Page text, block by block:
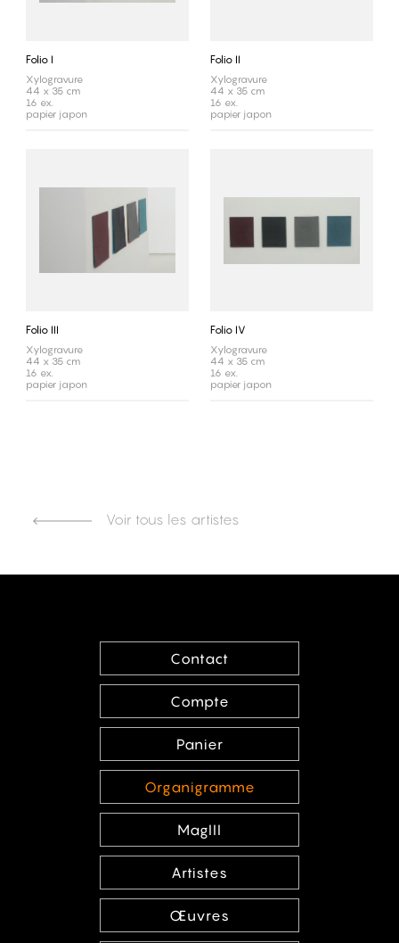
Folio I
Xylogravure
44 x 35 cm
16 ex.
papier japon
Folio II
Xylogravure
44 x 35 cm
16 ex.
papier japon
Folio III
Xylogravure
44 x 35 cm
16 ex.
papier japon
Folio IV
Xylogravure
44 x 35 cm
16 ex.
papier japon
Voir tous les artistes
Contact
Compte
Panier
Organigramme
MagIII
Artistes
Œuvres